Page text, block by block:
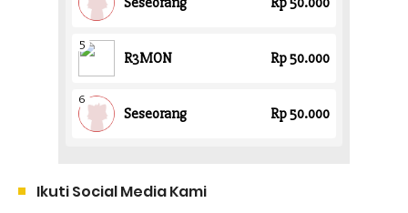
Ikuti Social Media Kami